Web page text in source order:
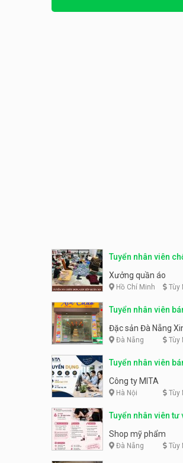
Tuyển nhân viên
sản phẩm
Xưởng quần áo
Hồ Chí Minh Tùy
Tuyển nhân viên
sản Đà Nẵng
Đặc sản Đà Nẵng
Đà Nẵng Tùy
Tuyển nhân viên
toán, kho –
Công ty MITA
Hà Nội Tùy
Tuyển nhân viên tư
phẩm
Shop mỹ phẩm
Đà Nẵng Tùy